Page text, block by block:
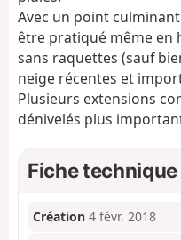
Avec un point
être pratiqué même en
sans raquettes (sauf
neige récentes et
Plusieurs extensions
dénivelés plus
Fiche technique
Création 4 févr. 2018